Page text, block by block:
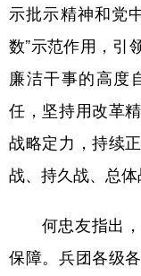
示批示精神和党
数”示范作用，引
廉洁干事的高度
任，坚持用改革
战略定力，持续
战、持久战、总体
何忠友指出，
保障。兵团各级